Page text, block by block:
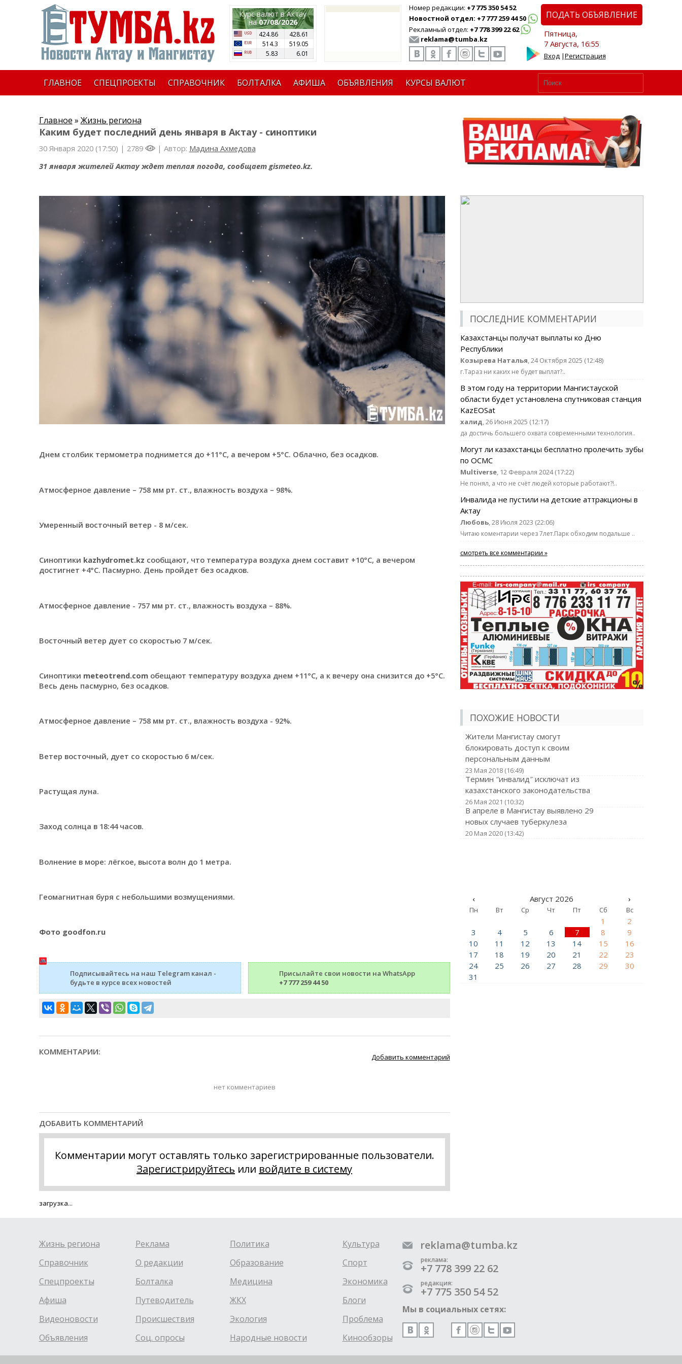
Курс валют в Актау
на07/08/2026
424.86
428.61
514.3
519.05
5.83
6.01
Номер редакции: +7 775 350 54 52
Новостной отдел: +7 777 259 44 50
Рекламный отдел: +7 778 399 22 62
reklama@tumba.kz
ПОДАТЬ ОБЪЯВЛЕНИЕ
Пятница,
7 Августа, 16:55
Вход|Регистрация
ГЛАВНОЕ СПЕЦПРОЕКТЫ СПРАВОЧНИК БОЛТАЛКА АФИША ОБЪЯВЛЕНИЯ КУРСЫ ВАЛЮТ
Главное » Жизнь региона
Каким будет последний день января в Актау - синоптики
30 Января 2020 (17:50) | 2789 | Автор: Мадина Ахмедова
31 января жителей Актау ждет теплая погода, сообщает gismeteo.kz.
Днем столбик термометра поднимется до +11°C, а вечером +5°C. Облачно, без осадков.
Атмосферное давление – 758 мм рт. ст., влажность воздуха – 98%.
Умеренный восточный ветер - 8 м/сек.
Синоптики kazhydromet.kz сообщают, что температура воздуха днем составит +10°C, а вечером
достигнет +4°C. Пасмурно. День пройдет без осадков.
Атмосферное давление - 757 мм рт. ст., влажность воздуха – 88%.
Восточный ветер дует со скоростью 7 м/сек.
Синоптики meteotrend.comобещают температуру воздуха днем +11°C, а к вечеру она снизится до +5°C.
Весь день пасмурно, без осадков.
Атмосферное давление – 758 мм рт. ст., влажность воздуха - 92%.
Ветер восточный, дует со скоростью 6 м/сек.
Растущая луна.
Заход солнца в 18:44 часов.
Волнение в море: лёгкое, высота волн до 1 метра.
Геомагнитная буря с небольшими возмущениями.
Фото goodfon.ru
Подписывайтесь на наш Telegram канал -
будьте в курсе всех новостей
Присылайте свои новости на WhatsApp
+7 777 259 44 50
КОММЕНТАРИИ:
Добавить комментарий
нет комментариев
ДОБАВИТЬ КОММЕНТАРИЙ
Комментарии могут оставлять только зарегистрированные пользователи.
Зарегистрируйтесь или войдите в систему
загрузка...
ПОСЛЕДНИЕ КОММЕНТАРИИ
Казахстанцы получат выплаты ко Дню
Республики
Козырева Наталья, 24 Октября 2025 (12:48)
г.Тараз ни каких не будет выплат?..
В этом году на территории Мангистауской
области будет установлена спутниковая станция
KazEOSat
халид, 26 Июня 2025 (12:17)
да достичь большего охвата современными технология..
Могут ли казахстанцы бесплатно пролечить зубы
по ОСМС
Multiverse, 12 Февраля 2024 (17:22)
Не понял, а что не счёт людей которые работают?!..
Инвалида не пустили на детские аттракционы в
Актау
Любовь, 28 Июля 2023 (22:06)
Читаю коментарии через 7лет.Парк обходим подальше ..
смотреть все комментарии »
ПОХОЖИЕ НОВОСТИ
Жители Мангистау смогут
блокировать доступ к своим
персональным данным
23 Мая 2018 (16:49)
Термин ″инвалид″ исключат из
казахстанского законодательства
26 Мая 2021 (10:32)
В апреле в Мангистау выявлено 29
новых случаев туберкулеза
20 Мая 2020 (13:42)
‹ Август 2026 ›
Пн Вт Ср Чт Пт Сб Вс
1
2
3
4 5 6 7 8
9
10
11 12 13 14 15
16
17
18 19 20 21 22
23
24
25 26 27 28 29
30
31
Жизнь региона
Справочник
Спецпроекты
Афиша
Видеоновости
Объявления
Реклама
О редакции
Болталка
Путеводитель
Происшествия
Соц. опросы
Политика
Образование
Медицина
ЖКХ
Экология
Народные новости
Культура
Спорт
Экономика
Блоги
Проблема
Кинообзоры
reklama@tumba.kz
реклама:
+7 778 399 22 62
редакция:
+7 775 350 54 52
Мы в социальных сетях: